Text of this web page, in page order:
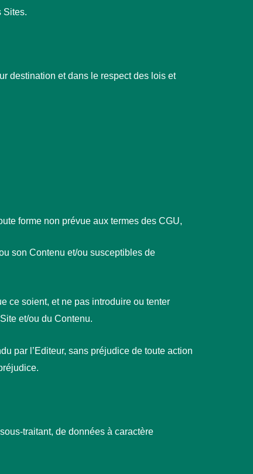
Sites.
destination et dans le respect des lois et
forme non prévue aux termes des CGU,
son Contenu et/ou susceptibles de
ce soient, et ne pas introduire ou tenter
et/ou du Contenu.
par l’Editeur, sans préjudice de toute action
traitant, de données à caractère